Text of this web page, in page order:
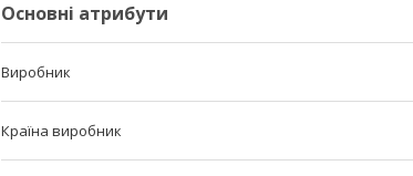
Основні атрибути
Виробник
Країна виробник